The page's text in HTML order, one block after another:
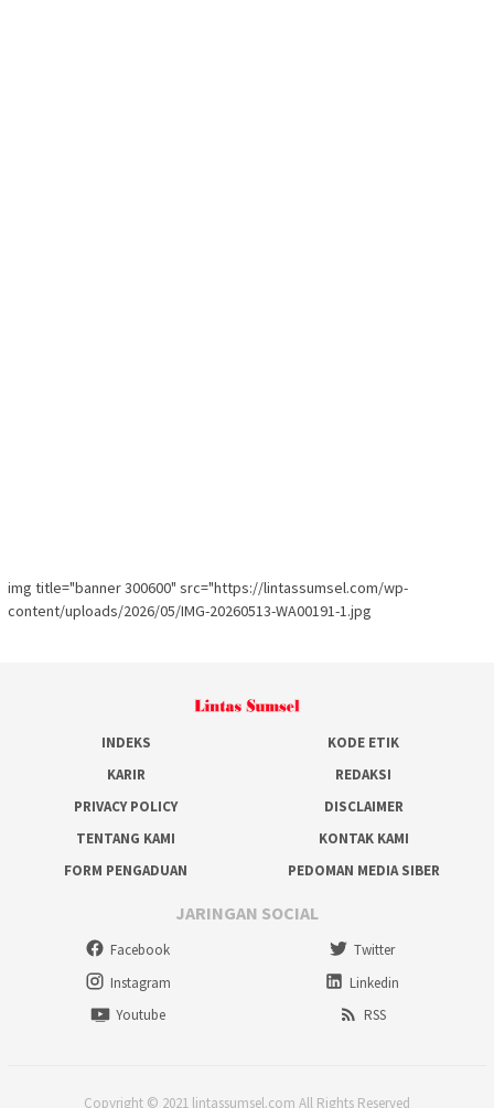
img title="banner 300600" src="https://lintassumsel.com/wp-
content/uploads/2026/05/IMG-20260513-WA00191-1.jpg
INDEKS
KODE ETIK
KARIR
REDAKSI
PRIVACY POLICY
DISCLAIMER
TENTANG KAMI
KONTAK KAMI
FORM PENGADUAN
PEDOMAN MEDIA SIBER
JARINGAN SOCIAL
Facebook
Twitter
Instagram
Linkedin
Youtube
RSS
Copyright © 2021 lintassumsel.com All Rights Reserved